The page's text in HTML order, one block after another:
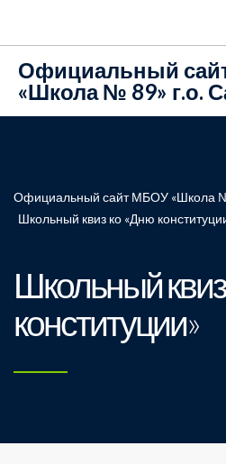
Официальный
«Школа № 89» г.о.
Официальный сайт МБОУ «Школа
Школьный квиз ко «Дню
Школьный
конституции»